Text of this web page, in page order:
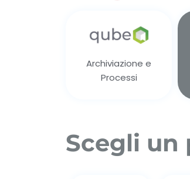
Archiviazione e
Processi
Scegli un